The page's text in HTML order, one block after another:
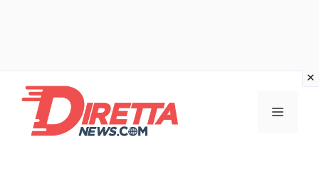
contenuto
Menu